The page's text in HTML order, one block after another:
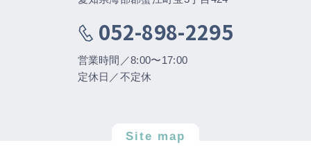
052-898-2295
営業時間／8:00〜17:00
定休日／不定休
Site map